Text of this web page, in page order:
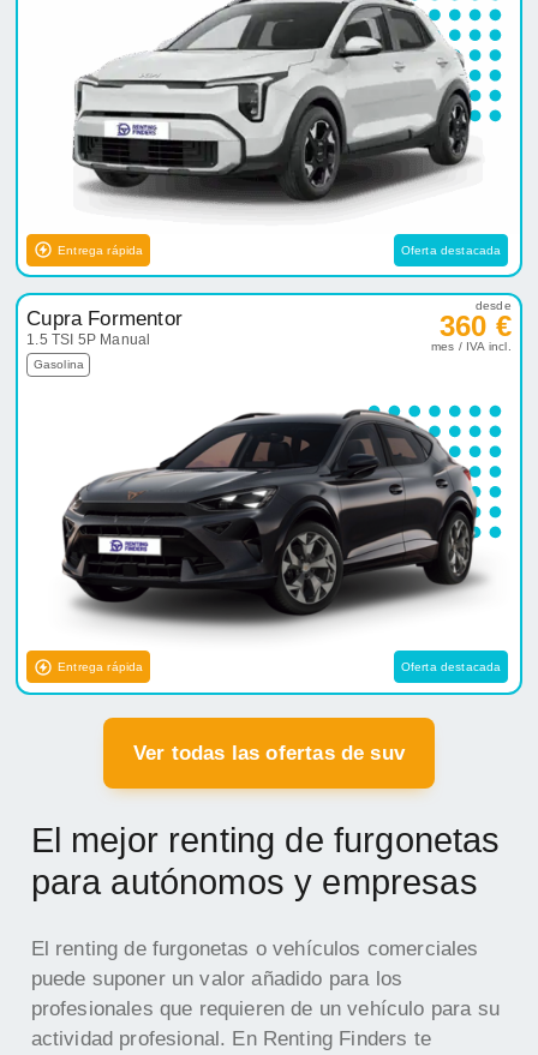
Entrega rápida Oferta destacada
Cupra Formentor
1.5 TSI 5P Manual
Gasolina
desde
360 €
mes / IVA incl.
Entrega rápida Oferta destacada
Ver todas las ofertas de suv
El mejor renting de furgonetas
para autónomos y empresas
El renting de furgonetas o vehículos comerciales
puede suponer un valor añadido para los
profesionales que requieren de un vehículo para su
actividad profesional. En Renting Finders te